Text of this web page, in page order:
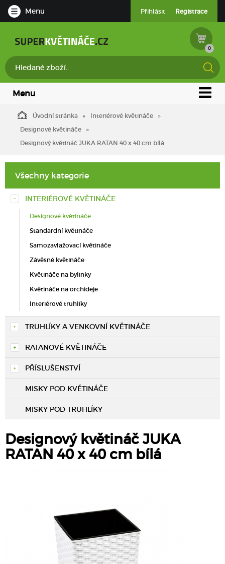
Menu Přihlásit Registrace
0
Menu
Úvodní stránka
Interiérové květináče
Designové květináče
Designový květináč JUKA RATAN 40 x 40 cm bílá
Všechny kategorie
INTERIÉROVÉ KVĚTINÁČE
Designové květináče
Standardní květináče
Samozavlažovací květináče
Závěsné květináče
Květináče na bylinky
Květináče na orchideje
Interiérové truhlíky
TRUHLÍKY A VENKOVNÍ KVĚTINÁČE
RATANOVÉ KVĚTINÁČE
PŘÍSLUŠENSTVÍ
MISKY POD KVĚTINÁČE
MISKY POD TRUHLÍKY
Designový květináč JUKA
RATAN 40 x 40 cm bílá